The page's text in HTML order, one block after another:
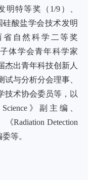
明特等奖（1/9）、
硅酸盐学会技术发明
省自然科学二等奖
体学会青年科学家
杰出青年科技创新人
与分析分会理事、
技术协会委员等，以
Science》副主编、
《Radiation Detection
等。